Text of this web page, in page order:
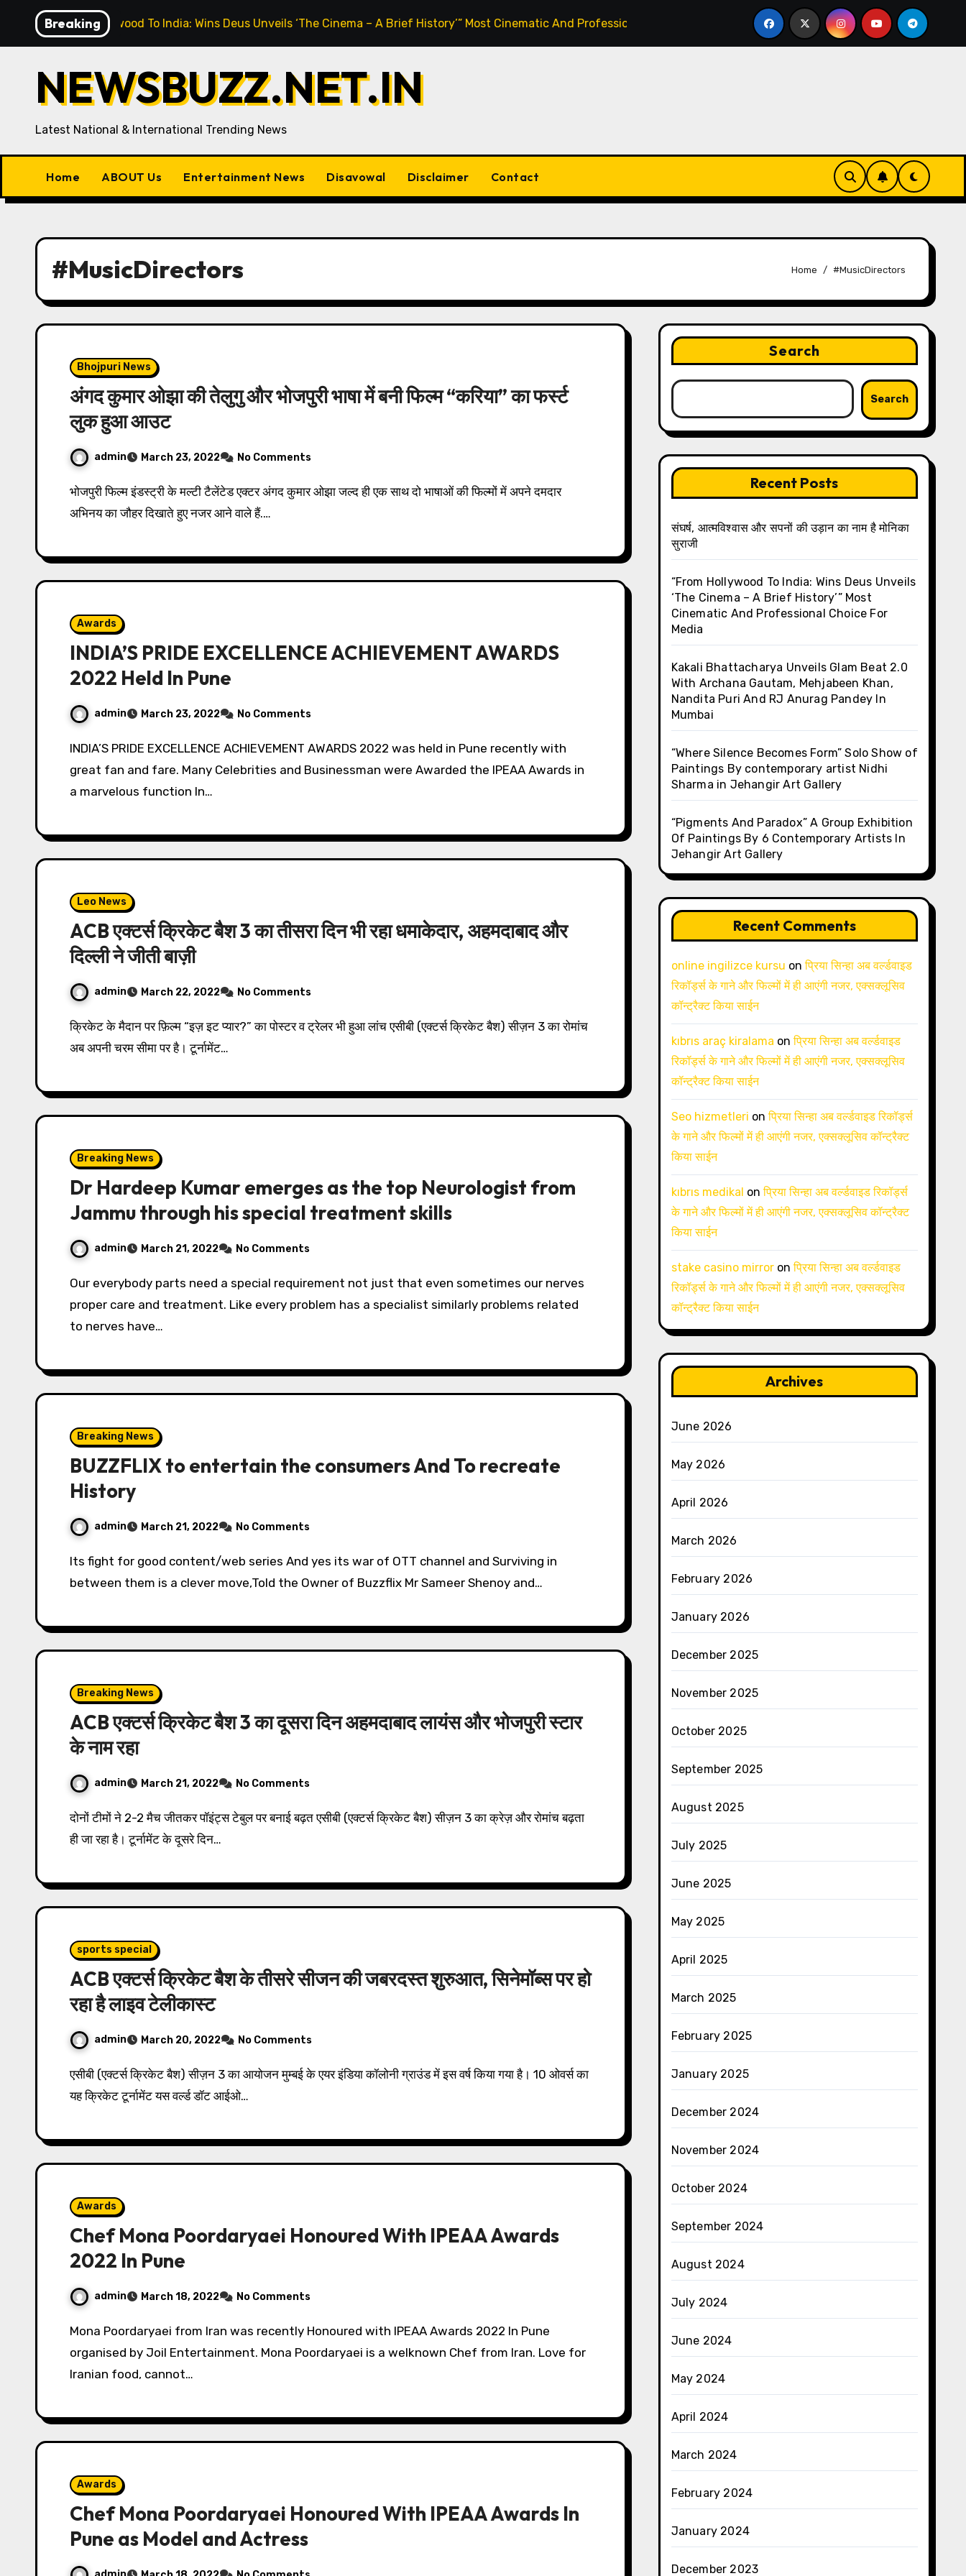
content
Breaking
“From Hollywood To India: Wins Deus Unveils ‘The Cinema – A Brief History’” Most Cinematic And Professional Choice For Media Kakali Bhattacharya Unveils Glam Beat
NEWSBUZZ.NET.IN
Latest National & International Trending News
Home ABOUT Us Entertainment News Disavowal Disclaimer Contact
#MusicDirectors Home #MusicDirectors
Bhojpuri News
अंगद कुमार ओझा की तेलुगु और भोजपुरी भाषा में बनी फिल्म “करिया” का फर्स्ट
लुक हुआ आउट
admin March 23, 2022 No Comments
भोजपुरी फिल्म इंडस्ट्री के मल्टी टैलेंटेड एक्टर अंगद कुमार ओझा जल्द ही एक साथ दो भाषाओं की फिल्मों में अपने दमदार
अभिनय का जौहर दिखाते हुए नजर आने वाले हैं.…
Awards
INDIA’S PRIDE EXCELLENCE ACHIEVEMENT AWARDS
2022 Held In Pune
admin March 23, 2022 No Comments
INDIA’S PRIDE EXCELLENCE ACHIEVEMENT AWARDS 2022 was held in Pune recently with
great fan and fare. Many Celebrities and Businessman were Awarded the IPEAA Awards in
a marvelous function In…
Leo News
ACB एक्टर्स क्रिकेट बैश 3 का तीसरा दिन भी रहा धमाकेदार, अहमदाबाद और
दिल्ली ने जीती बाज़ी
admin March 22, 2022 No Comments
क्रिकेट के मैदान पर फ़िल्म “इज़ इट प्यार?” का पोस्टर व ट्रेलर भी हुआ लांच एसीबी (एक्टर्स क्रिकेट बैश) सीज़न 3 का रोमांच
अब अपनी चरम सीमा पर है। टूर्नामेंट…
Breaking News
Dr Hardeep Kumar emerges as the top Neurologist from
Jammu through his special treatment skills
admin March 21, 2022 No Comments
Our everybody parts need a special requirement not just that even sometimes our nerves
proper care and treatment. Like every problem has a specialist similarly problems related
to nerves have…
Breaking News
BUZZFLIX to entertain the consumers And To recreate
History
admin March 21, 2022 No Comments
Its fight for good content/web series And yes its war of OTT channel and Surviving in
between them is a clever move,Told the Owner of Buzzflix Mr Sameer Shenoy and…
Breaking News
ACB एक्टर्स क्रिकेट बैश 3 का दूसरा दिन अहमदाबाद लायंस और भोजपुरी स्टार
के नाम रहा
admin March 21, 2022 No Comments
दोनों टीमों ने 2-2 मैच जीतकर पॉइंट्स टेबुल पर बनाई बढ़त एसीबी (एक्टर्स क्रिकेट बैश) सीज़न 3 का क्रेज़ और रोमांच बढ़ता
ही जा रहा है। टूर्नामेंट के दूसरे दिन…
sports special
ACB एक्टर्स क्रिकेट बैश के तीसरे सीजन की जबरदस्त शुरुआत, सिनेमॉब्स पर हो
रहा है लाइव टेलीकास्ट
admin March 20, 2022 No Comments
एसीबी (एक्टर्स क्रिकेट बैश) सीज़न 3 का आयोजन मुम्बई के एयर इंडिया कॉलोनी ग्राउंड में इस वर्ष किया गया है। 10 ओवर्स का
यह क्रिकेट टूर्नामेंट यस वर्ल्ड डॉट आईओ…
Awards
Chef Mona Poordaryaei Honoured With IPEAA Awards
2022 In Pune
admin March 18, 2022 No Comments
Mona Poordaryaei from Iran was recently Honoured with IPEAA Awards 2022 In Pune
organised by Joil Entertainment. Mona Poordaryaei is a welknown Chef from Iran. Love for
Iranian food, cannot…
Awards
Chef Mona Poordaryaei Honoured With IPEAA Awards In
Pune as Model and Actress
Search
Search
Recent Posts
संघर्ष, आत्मविश्वास और सपनों की उड़ान का नाम है मोनिका
सुराजी
“From Hollywood To India: Wins Deus Unveils
‘The Cinema – A Brief History’” Most
Cinematic And Professional Choice For
Media
Kakali Bhattacharya Unveils Glam Beat 2.0
With Archana Gautam, Mehjabeen Khan,
Nandita Puri And RJ Anurag Pandey In
Mumbai
“Where Silence Becomes Form” Solo Show of
Paintings By contemporary artist Nidhi
Sharma in Jehangir Art Gallery
“Pigments And Paradox” A Group Exhibition
Of Paintings By 6 Contemporary Artists In
Jehangir Art Gallery
Recent Comments
online ingilizce kursu onप्रिया सिन्हा अब वर्ल्डवाइड
रिकॉर्ड्स के गाने और फिल्मों में ही आएंगी नजर, एक्सक्लूसिव
कॉन्ट्रैक्ट किया साईन
kıbrıs araç kiralama onप्रिया सिन्हा अब वर्ल्डवाइड
रिकॉर्ड्स के गाने और फिल्मों में ही आएंगी नजर, एक्सक्लूसिव
कॉन्ट्रैक्ट किया साईन
Seo hizmetleri onप्रिया सिन्हा अब वर्ल्डवाइड रिकॉर्ड्स
के गाने और फिल्मों में ही आएंगी नजर, एक्सक्लूसिव कॉन्ट्रैक्ट
किया साईन
kıbrıs medikal onप्रिया सिन्हा अब वर्ल्डवाइड रिकॉर्ड्स
के गाने और फिल्मों में ही आएंगी नजर, एक्सक्लूसिव कॉन्ट्रैक्ट
किया साईन
stake casino mirroronप्रिया सिन्हा अब वर्ल्डवाइड
रिकॉर्ड्स के गाने और फिल्मों में ही आएंगी नजर, एक्सक्लूसिव
कॉन्ट्रैक्ट किया साईन
Archives
June 2026
May 2026
April 2026
March 2026
February 2026
January 2026
December 2025
November 2025
October 2025
September 2025
August 2025
July 2025
June 2025
May 2025
April 2025
March 2025
February 2025
January 2025
December 2024
November 2024
October 2024
September 2024
August 2024
July 2024
June 2024
May 2024
April 2024
March 2024
February 2024
January 2024
December 2023